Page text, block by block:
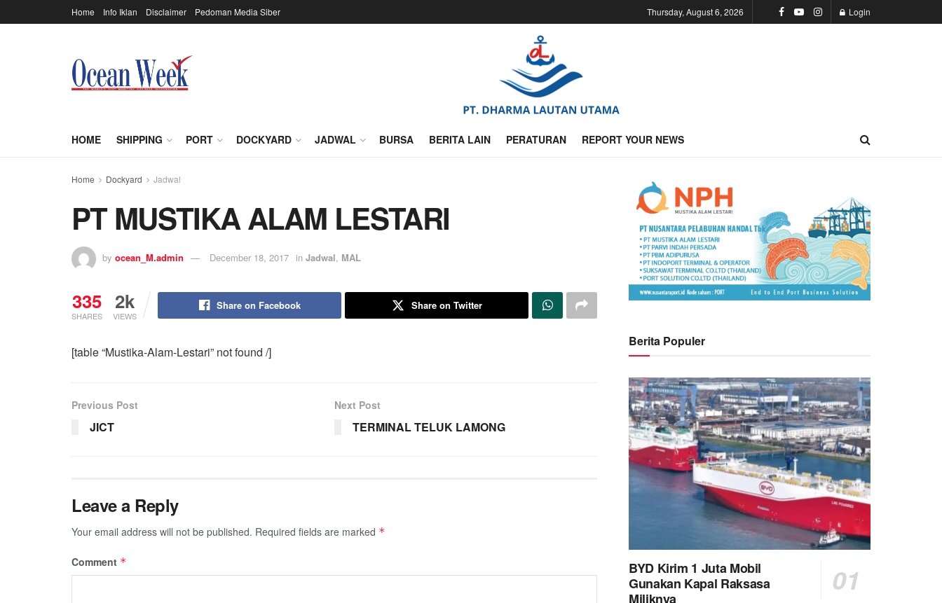
Home Info Iklan Disclaimer Pedoman Media Siber Thursday, August 6, 2026 Login
HOME SHIPPING PORT DOCKYARD JADWAL BURSA BERITA LAIN PERATURAN REPORT YOUR NEWS
Home Dockyard Jadwal
PT MUSTIKA ALAM LESTARI
by ocean_M.admin December 18, 2017 in Jadwal, MAL
335
SHARES
2k
VIEWS
Share on Facebook Share on Twitter
[table “Mustika-Alam-Lestari” not found /]
Previous Post
JICT
Next Post
TERMINAL TELUK LAMONG
Leave a Reply
Your email address will not be published. Required fields are marked *
Comment *
Berita Populer
BYD Kirim 1 Juta Mobil
Gunakan Kapal Raksasa
Miliknya